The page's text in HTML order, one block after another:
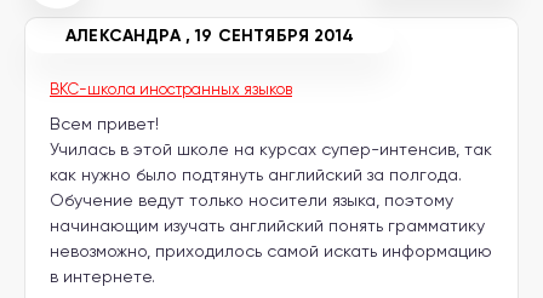
BKC-школа иностранных языков
АЛЕКСАНДРА ,19 СЕНТЯБРЯ 2014
Всем привет!
Училась в этой школе на курсах супер-интенсив, так
как нужно было подтянуть английский за полгода.
Обучение ведут только носители языка, поэтому
начинающим изучать английский понять грамматику
невозможно, приходилось самой искать информацию
в интернете.